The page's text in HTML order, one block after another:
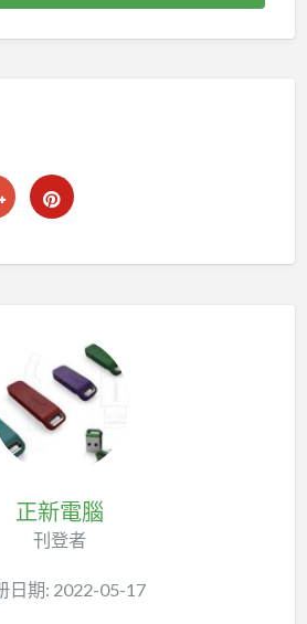
正新電腦
刊登者
日期: 2022-05-17